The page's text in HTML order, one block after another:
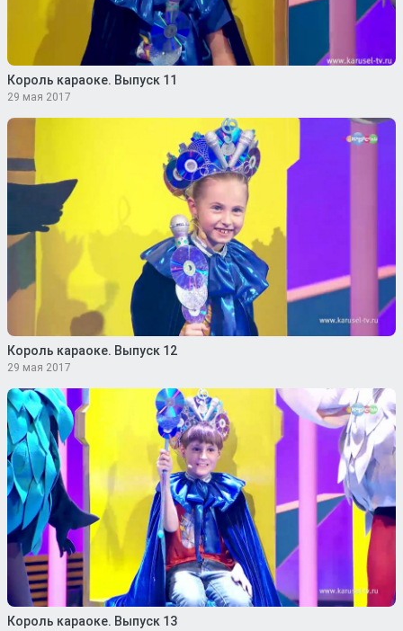
Король караоке. Выпуск 11
29 мая 2017
Король караоке. Выпуск 12
29 мая 2017
Король караоке. Выпуск 13